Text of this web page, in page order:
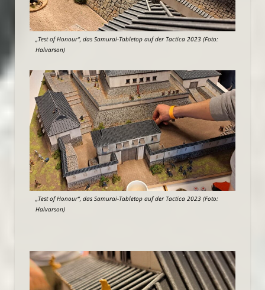
„Test of Honour“, das Samurai-Tabletop auf der Tactica 2023 (Foto:
Halvarson)
„Test of Honour“, das Samurai-Tabletop auf der Tactica 2023 (Foto:
Halvarson)